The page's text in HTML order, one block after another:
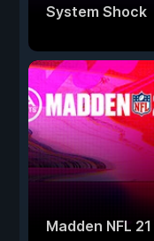
System Shock
Madden NFL 21